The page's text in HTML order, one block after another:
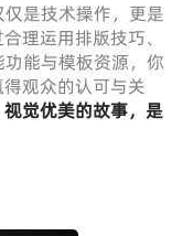
是技术操作，更是
理运用排版技巧、
能与模板资源，你
观众的认可与关
觉优美的故事，是